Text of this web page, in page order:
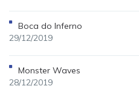
Boca do Inferno
29/12/2019
Monster Waves
28/12/2019